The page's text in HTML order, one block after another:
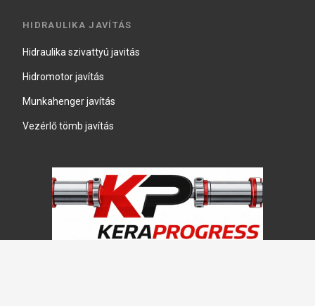
HIDRAULIKA JAVÍTÁS
Hidraulika szivattyú javitás
Hidromotor javítás
Munkahenger javítás
Vezérlő tömb javítás